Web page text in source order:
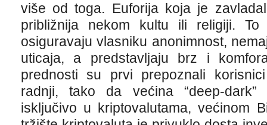
više od toga. Euforija koja je
približnija nekom kultu ili religiji.
osiguravaju vlasniku anonimnost,
uticaja, a predstavljaju brz i
prednosti su prvi prepoznali
radnji, tako da većina “deep-
isključivo u kriptovalutama, većinom